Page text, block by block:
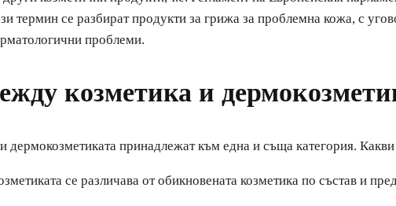
термин се разбират продукти за грижа за проблемна кожа, с
проблеми.
козметика и
дермокозметиката принадлежат към една и съща категория. Какви
се различава от обикновената козметика по състав и